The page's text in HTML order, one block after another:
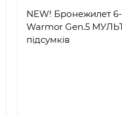
NEW! Бронежилет
Warmor Gen.5
підсумків